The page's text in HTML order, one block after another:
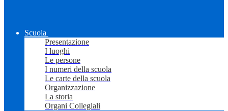
Scuola
Presentazione
I luoghi
Le persone
I numeri della scuola
Le carte della scuola
Organizzazione
La storia
Organi Collegiali